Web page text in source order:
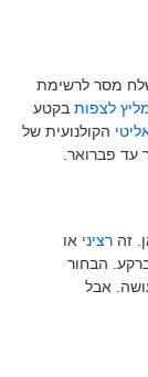
מסר לרשימת
לצפות בקטע
הקולנועית של
עד פברואר.
זה רציני או
הבחור
אבל